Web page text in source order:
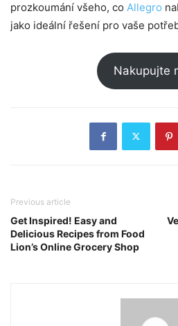
prozkoumání všeho, co Allegro
jako ideální řešení pro vaše
Nakupujte
Previous article
Get Inspired! Easy and
Delicious Recipes from Food
Lion’s Online Grocery Shop